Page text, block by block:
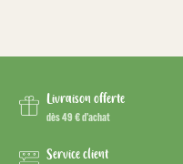
Livraison offerte
dès 49 € d’achat
Service client